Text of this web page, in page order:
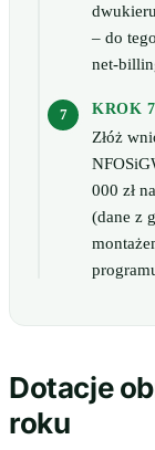
– do
net-
KROK 7
Złóż
000 zł
(dane z
Dotacje
roku